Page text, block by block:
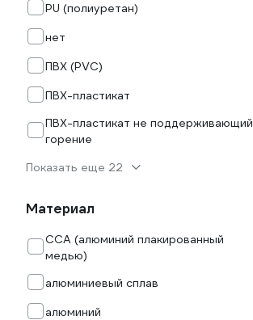
PU (полиуретан)
нет
ПВХ (PVC)
ПВХ-пластикат
ПВХ-пластикат не поддерживающий
горение
Показать еще 22
Материал
CCA (алюминий плакированный
медью)
алюминиевый сплав
алюминий